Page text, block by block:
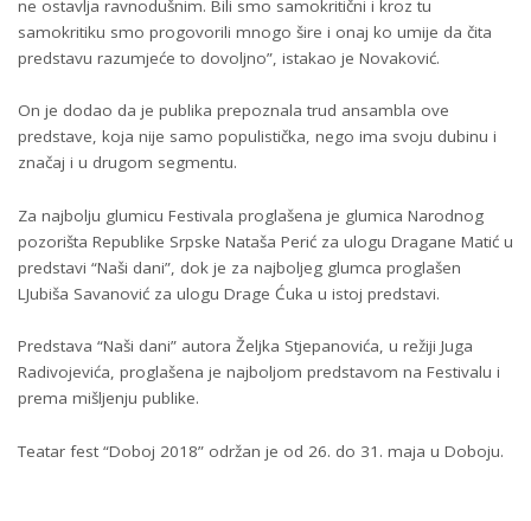
ne ostavlja ravnodušnim. Bili smo samokritični i kroz tu
samokritiku smo progovorili mnogo šire i onaj ko umije da čita
predstavu razumjeće to dovoljno”, istakao je Novaković.
On je dodao da je publika prepoznala trud ansambla ove
predstave, koja nije samo populistička, nego ima svoju dubinu i
značaj i u drugom segmentu.
Za najbolju glumicu Festivala proglašena je glumica Narodnog
pozorišta Republike Srpske Nataša Perić za ulogu Dragane Matić u
predstavi “Naši dani”, dok je za najboljeg glumca proglašen
LJubiša Savanović za ulogu Drage Ćuka u istoj predstavi.
Predstava “Naši dani” autora Željka Stjepanovića, u režiji Juga
Radivojevića, proglašena je najboljom predstavom na Festivalu i
prema mišljenju publike.
Teatar fest “Doboj 2018” održan je od 26. do 31. maja u Doboju.